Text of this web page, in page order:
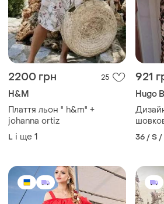
2200 грн 25
H&M
Плаття льон " h&m" +
johanna ortiz
L і ще 1
921
Hugo
літне
лапка
36 / S /